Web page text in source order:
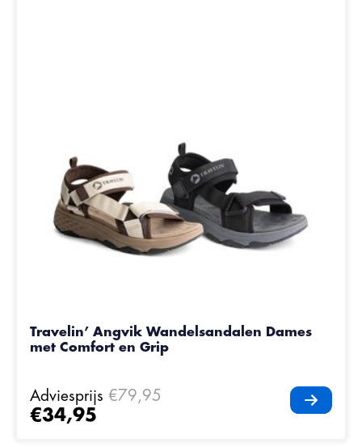
Travelin’ Angvik Wandelsandalen Dames
met Comfort en Grip
Adviesprijs €79,95
€34,95